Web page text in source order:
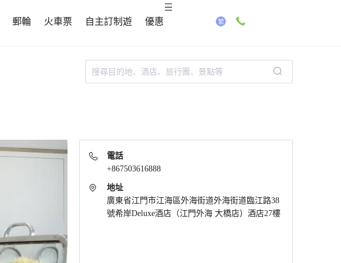
郵輪 火車票 自主訂制遊 優惠
電話
+867503616888
地址
廣東省江門市江海區外海街道外海街道臨江路38
號希岸Deluxe酒店（江門外海 大橋店）酒店27樓